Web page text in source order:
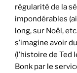
régularité de la
impondérables
long, sur Noël,
s’imagine avoir
(l’histoire de Ted
Bonk par le